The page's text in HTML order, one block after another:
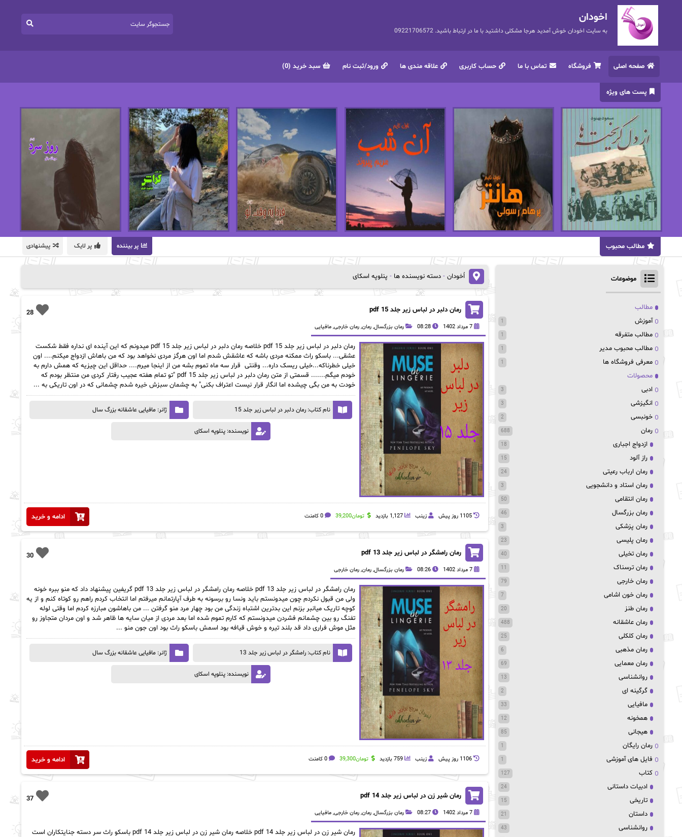
اخودان
به سایت اخودان خوش آمدید هرجا مشکلی داشتید با ما در ارتباط باشید. 09221706572
صفحه اصلی فروشگاه تماس با ما حساب کاربری علاقه مندی ها ورود/ثبت نام سبد خرید (0)
پست های ویژه
پر بیننده پر لایک پیشنهادی مطالب محبوب
اُخودان - دسته نویسنده ها - پنلوپه اسکای
28 رمان دلبر در لباس زیر جلد 15 pdf
7 مرداد 1402 08:28 رمان بزرگسال, رمان, رمان خارجی, مافیایی
رمان دلبر در لباس زیر جلد 15 pdf خلاصه رمان دلبر در لباس زیر جلد 15 pdf میدونم که این آینده ای نداره فقط شکست
عشقی... باسکو راث ممکنه مردی باشه که عاشقش شدم اما اون هرگز مردی نخواهد بود که من باهاش ازدواج میکنم.... اون
خیلی خطرناکه...خیلی ریسک داره... وقنتی قرار سه ماه تموم بشه من از اینجا میرم.... حداقل این چیزیه که همش دارم به
خودم میگم....... قسمتی از متن رمان دلبر در لباس زیر جلد 15 pdf "تو تمام هفته عجیب رفتار کردی من منتظر بودم که
خودت به من بگی چیشده اما انگار قرار نیست اعتراف بکنی" به چشمان سبزش خیره شدم چشمانی که در اون تاریکی به ...
نام کتاب: رمان دلبر در لباس زیر جلد 15 ژانر: مافیایی عاشقانه بزرگ سال
نویسنده: پنلوپه اسکای
ادامه و خرید 1105 روز پيش زینب 1,127 بازدید تومان39,200 0 کامنت
30 رمان رامشگر در لباس زیر جلد 13 pdf
7 مرداد 1402 08:26 رمان بزرگسال, رمان, رمان خارجی
رمان رامشگر در لباس زیر جلد 13 pdf خلاصه رمان رامشگر در لباس زیر جلد 13 pdf گریفین پیشنهاد داد که منو ببره خونه
ولی من قبول نکردم چون میدونستم باید ونسا رو برسونه به طرف آپارتمانم میرفتم اما انتخاب کردم راهم رو کوتاه کنم و از یه
کوچه تاریک میانبر بزنم این بدترین اشتباه زندگی من بود چهار مرد منو گرفتن ... من باهاشون مبارزه کردم اما وقتی لوله
تفنگ رو بین چشمانم فشردن میدونستم که کارم تموم شده اما بعد مردی از میان سایه ها ظاهر شد و اون مردان متجاوز رو
مثل موش فراری داد قد بلند تیره و خوش قیافه بود اسمش باسکو راث بود اون جون منو ...
نام کتاب: رامشگر در لباس زیر جلد 13 ژانر: مافیایی عاشقانه بزرگ سال
نویسنده: پنلوپه اسکای
ادامه و خرید 1106 روز پيش زینب 759 بازدید تومان39,300 0 کامنت
37 رمان شیر زن در لباس زیر جلد 14 pdf
7 مرداد 1402 08:27 رمان بزرگسال, رمان, رمان خارجی, مافیایی
رمان شیر زن در لباس زیر جلد 14 pdf خلاصه رمان شیر زن در لباس زیر جلد 14 pdf باسکو راث سر دسته جنایتکاران است
موضوعات
مطالب
آموزش
1
مطالب متفرقه 1
مطالب محبوب مدیر 1
معرفی فروشگاه ها 1
محصولات
ادبی
3
انگیزشی 3
خونبسی 2
رمان 688
ازدواج اجباری 18
راز آلود 15
رمان ارباب رعیتی 24
رمان استاد و دانشجویی 3
رمان انتقامی 50
رمان بزرگسال 46
رمان پزشکی 3
رمان پلیسی 23
رمان تخیلی 40
رمان ترسناک 11
رمان خارجی 79
رمان خون اشامی 7
رمان طنز 20
رمان عاشقانه 488
رمان کلکلی 25
رمان مذهبی 6
رمان معمایی 69
روانشناسی 13
گرگینه ای 2
مافیایی 33
همخونه 12
هیجانی 85
رمان رایگان 1
فایل های آموزشی 1
کتاب 127
ادبیات داستانی 24
تاریخی 15
داستان 21
روانشناسی 43